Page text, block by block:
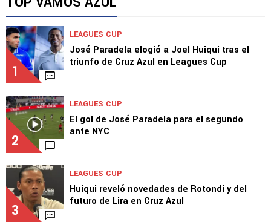
1
LEAGUES CUP
José Paradela elogió a Joel Huiqui tras el
triunfo de Cruz Azul en Leagues Cup
2
LEAGUES CUP
El gol de José Paradela para el segundo
ante NYC
3
LEAGUES CUP
Huiqui reveló novedades de Rotondi y del
futuro de Lira en Cruz Azul